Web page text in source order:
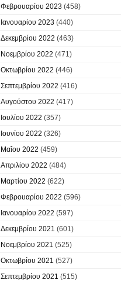
Φεβρουαρίου 2023 (458)
Ιανουαρίου 2023 (440)
Δεκεμβρίου 2022 (463)
Νοεμβρίου 2022 (471)
Οκτωβρίου 2022 (446)
Σεπτεμβρίου 2022 (416)
Αυγούστου 2022 (417)
Ιουλίου 2022 (357)
Ιουνίου 2022 (326)
Μαΐου 2022 (459)
Απριλίου 2022 (484)
Μαρτίου 2022 (622)
Φεβρουαρίου 2022 (596)
Ιανουαρίου 2022 (597)
Δεκεμβρίου 2021 (601)
Νοεμβρίου 2021 (525)
Οκτωβρίου 2021 (527)
Σεπτεμβρίου 2021 (515)